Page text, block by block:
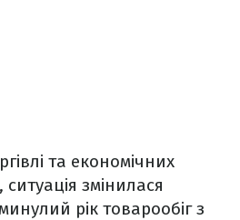
та економічних
, ситуація змінилася
рік товарообіг з